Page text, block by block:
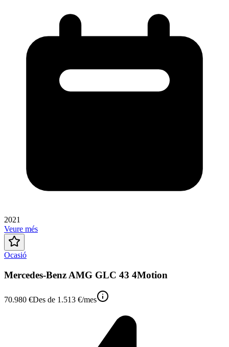
2021
Veure més
Ocasió
Mercedes-Benz AMG GLC 43 4Motion
70.980 €Des de 1.513 €/mes